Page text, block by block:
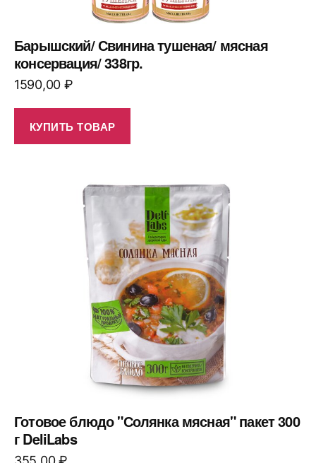
Барышский/ Свинина тушеная/ мясная
консервация/ 338гр.
1590,00 ₽
КУПИТЬ ТОВАР
Готовое блюдо "Солянка мясная" пакет 300
г DeliLabs